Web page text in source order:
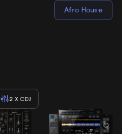
Afro House
2 X CDJ